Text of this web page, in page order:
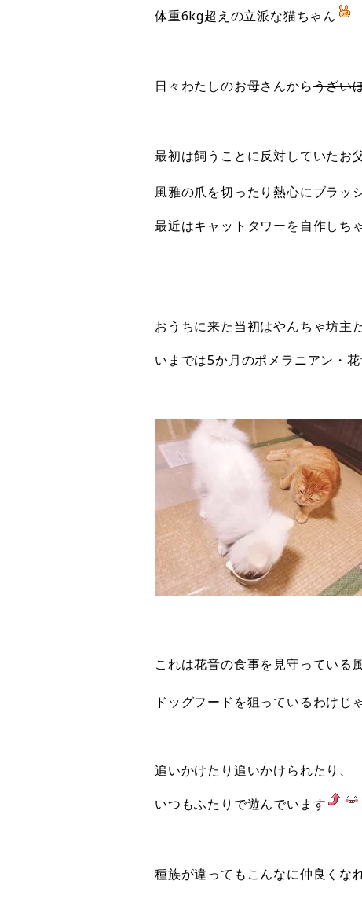
体重6kg超えの立派な猫ちゃん
日々わたしのお母さんからうざい
最初は飼うことに反対していたお
風雅の爪を切ったり熱心にブラッ
最近はキャットタワーを自作しち
おうちに来た当初はやんちゃ坊主
いまでは5か月のポメラニアン・
これは花音の食事を見守っている
ドッグフードを狙っているわけじ
追いかけたり追いかけられたり、
いつもふたりで遊んでいます
種族が違ってもこんなに仲良くな